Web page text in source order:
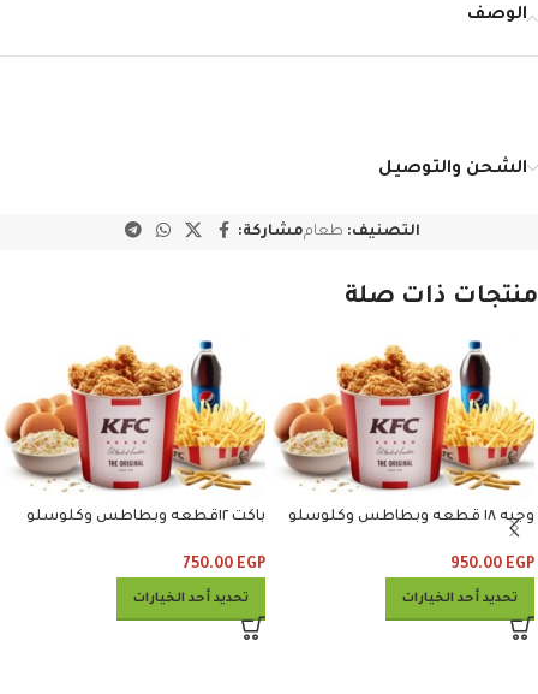
الوصف
الشحن والتوصيل
التصنيف: طعاممشاركة:
منتجات ذات صلة
وجبه ١٨ قطعه وبطاطس وكلوسلو
وبيبسي
950.00 EGP
تحديد أحد الخيارات
باكت ١٢قطعه وبطاطس وكلوسلو
750.00 EGP
تحديد أحد الخيارات